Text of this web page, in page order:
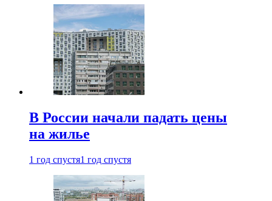
В России начали падать цены
на жилье
1 год спустя1 год спустя